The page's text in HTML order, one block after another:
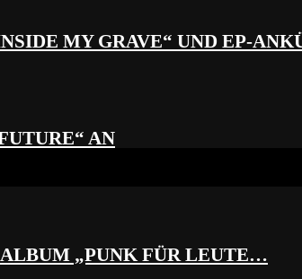
MY GRAVE“ UND EP-
AN
„PUNK FÜR LEUTE…